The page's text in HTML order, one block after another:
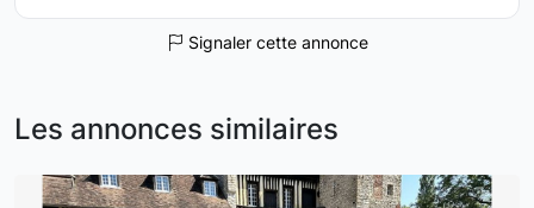
Signaler cette annonce
Les annonces similaires